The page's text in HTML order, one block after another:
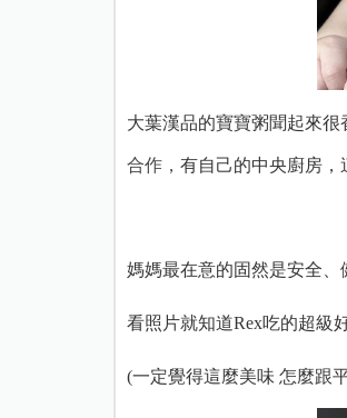
大葉漢品的寶寶粥聞起來
合作， 有自己的中央廚房
媽媽最在意的固然是安全、
看照片就知道Rex吃的超級
(一定覺得這麼美味 怎麼跟